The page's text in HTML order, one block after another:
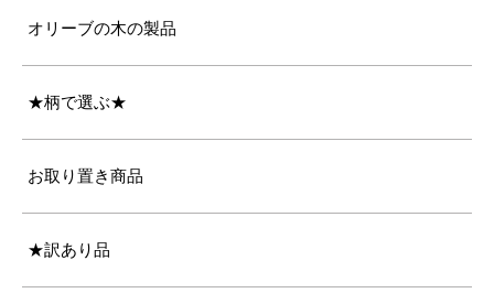
オリーブの木の製品
★柄で選ぶ★
お取り置き商品
★訳あり品